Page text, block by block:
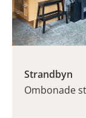
Strandbyn
Ombonade